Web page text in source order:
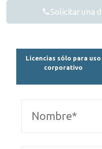
Solicitar una
Licencias sólo para uso
corporativo